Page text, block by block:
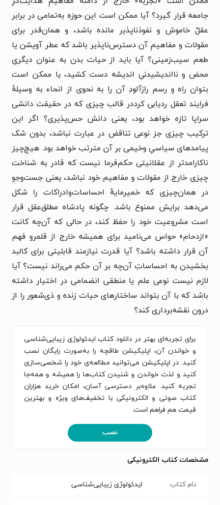
جامعه قرار گیرد؟ آیا ممکن است این حوزه به‌تمامی در برابر
عقلْ خاموش و نفوذناپذیر مانده باشد، و همان‌قدر برای
مقولات و مفاهیمِ آن دسترس‌ناپذیر باشد که عطر آویشن یا
طعم سیب‌زمینی؟ آیا باید از حیات بدن به عنوان دیگریِ
محض و نااندیشیدنیِ اندیشه دست کشید، یا ممکن است
بتوان راه و رسم رازآلودِ آن را به نحوی از انحاء به وسیلهٔ
فرایند تعقل ردیابی کرددر قالب چیزی که در حقیقت دانشی
سراپا تازه خواهد بود، یعنی دانش حس‌پذیری؟ اگر این
ترکیب چیزی جز نوعی تناقض در عبارت نباشد، بدون شک
پیامدهای سیاسیِ وخیمی بر آن مترتب خواهد بود. هیچ‌چیز
ناکارامدتر از عقلانیتی حکم‌فرما نیست که قادر به شناخت
چیزی خارج از مقولات و مفاهیم خود نباشد، یعنی جست‌وجو
در همان‌چیزی که خمیرمایهٔ احساسات‌وادراکات را شکل
می‌دهد برایش ممنوع باشد. چگونه پادشاه مطلق‌عقل قرار
است مشروعیت خود را حفظ کند، در حالی که آن‌چه کانت
«ازدحام» حواس می‌نامید برای همیشه خارج از قلمرو فهم
آن قرار داشته باشد؟ آیا قدرت نیازمند قابلیتی برای کالبد
بخشیدن به احساساتِ آن‌چه بر آن حکم می‌راند نیست؟ آیا
لازم نیست نوعی علم یا منطقی انضمامی در اختیار داشته
باشد که با آن بتواند ساختارهای حیات زنده و ذی‌شعور را از
درون نقشه‌برداری کند؟
برای تجربه‌ای بهتر در دانلود کتاب ایدئولوژی زیبایی‌شناسی
و خواندن آن، اپلیکیشن طاقچه را به‌صورت رایگان نصب
کنید. در اپلیکیشن می‌توانید مطالعه‌ی خود را شخصی‌سازی
کنید و لذت خواندن و شنیدن کتاب‌ها را همیشه و همه‌جا
تجربه کنید. علاوه‌بر دسترسی آسان، امکان خرید هزاران
کتاب صوتی و الکترونیکی با تخفیف‌های ویژه و بهترین
قیمت هم فراهم است.
نصب
مشخصات کتاب الکترونیکی
نام کتاب ایدئولوژی زیبایی‌شناسی